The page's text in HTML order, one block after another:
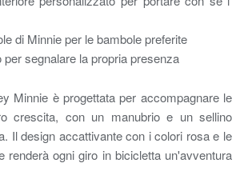
di Minnie per le bambole preferite
per segnalare la propria presenza
Minnie è progettata per accompagnare le
crescita, con un manubrio e un sellino
Il design accattivante con i colori rosa e le
renderà ogni giro in bicicletta un'avventura